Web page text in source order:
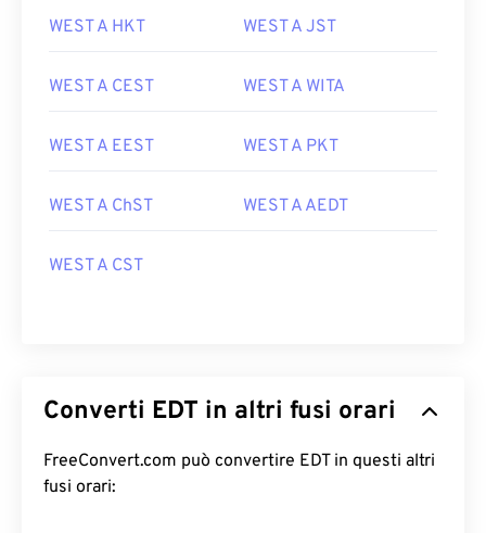
WEST A HKT WEST A JST
WEST A CEST WEST A WITA
WEST A EEST WEST A PKT
WEST A ChST WEST A AEDT
WEST A CST
Converti EDT in altri fusi orari
FreeConvert.com può convertire EDT in questi altri
fusi orari: